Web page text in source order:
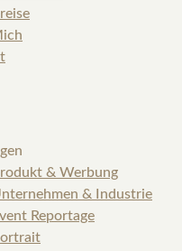
& Werbung
& Industrie
Reportage